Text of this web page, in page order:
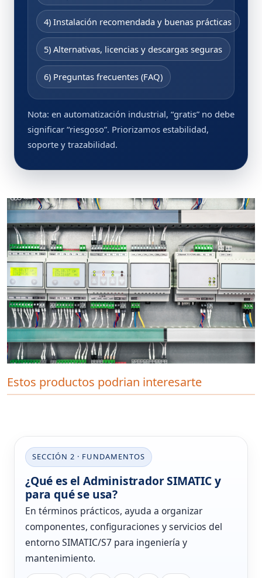
4) Instalación recomendada y buenas prácticas
5) Alternativas, licencias y descargas seguras
6) Preguntas frecuentes (FAQ)
Nota: en automatización industrial, “gratis” no debe
significar “riesgoso”. Priorizamos estabilidad,
soporte y trazabilidad.
Estos productos podrian interesarte
SECCIÓN 2 · FUNDAMENTOS
¿Qué es el Administrador SIMATIC y
para qué se usa?
En términos prácticos, ayuda a organizar
componentes, configuraciones y servicios del
entorno SIMATIC/S7 para ingeniería y
mantenimiento.